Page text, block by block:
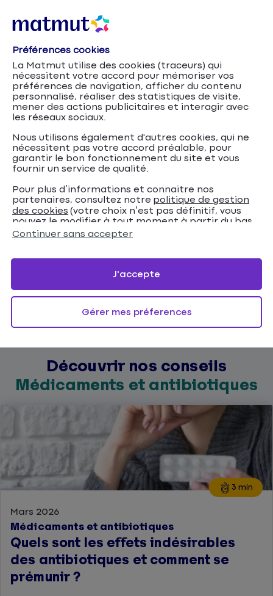
Accueil Mutuelle santé
Les conseils santé de la Mutuelle
Ociane Matmut
Conseils
Médicaments et
antibiotiques : tous nos
conseils pour un bon
usage
Découvrir nos conseils
Médicaments et antibiotiques
3 min
Mars 2026
Médicaments et antibiotiques
Quels sont les effets indésirables
des antibiotiques et comment se
prémunir ?
Préférences cookies
La Matmut utilise des cookies (traceurs) qui
nécessitent votre accord pour mémoriser vos
préférences de navigation, afficher du contenu
personnalisé, réaliser des statistiques de visite,
mener des actions publicitaires et interagir avec
les réseaux sociaux.
Nous utilisons également d'autres cookies, qui ne
nécessitent pas votre accord préalable, pour
garantir le bon fonctionnement du site et vous
fournir un service de qualité.
Pour plus d’informations et connaitre nos
partenaires, consultez notre politique de gestion
des cookies (votre choix n’est pas définitif, vous
pouvez le modifier à tout moment à partir du bas
de page de notre site).
Continuer sans accepter
Gérer mes préferences
J'accepte